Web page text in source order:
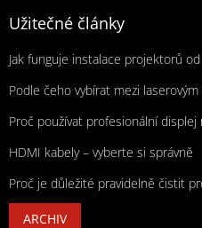
Užitečné články
Jak funguje instalace projektorů od
Podle čeho vybírat mezi
Proč používat profesionální
HDMI kabely – vyberte si správně
Proč je důležité pravidelně čistit
ARCHIV